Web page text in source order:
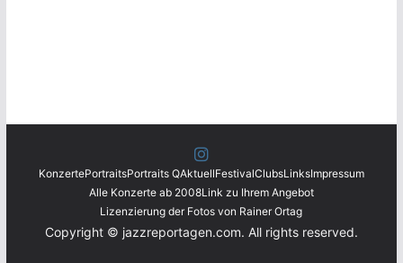
KonzertePortraitsPortraits QAktuellFestivalClubsLinksImpressum
Alle Konzerte ab 2008Link zu Ihrem Angebot
Lizenzierung der Fotos von Rainer Ortag
Copyright © jazzreportagen.com. All rights reserved.